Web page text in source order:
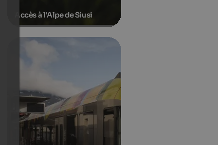
Accès à l'Alpe de Siusi